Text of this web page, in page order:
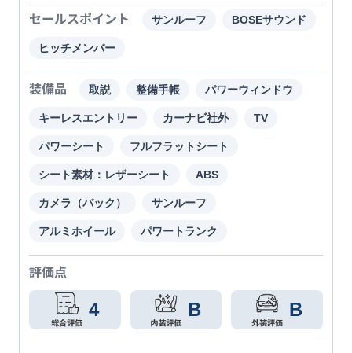
セールスポイント サンルーフ BOSEサウンド
ヒッチメンバー
装備品 取説 整備手帳 パワーウィンドウ
キーレスエントリー カーナビ社外 TV
パワーシート フルフラットシート
シート素材：レザーシート ABS
カメラ（バック） サンルーフ
アルミホイール パワートランク
評価点
4 B B